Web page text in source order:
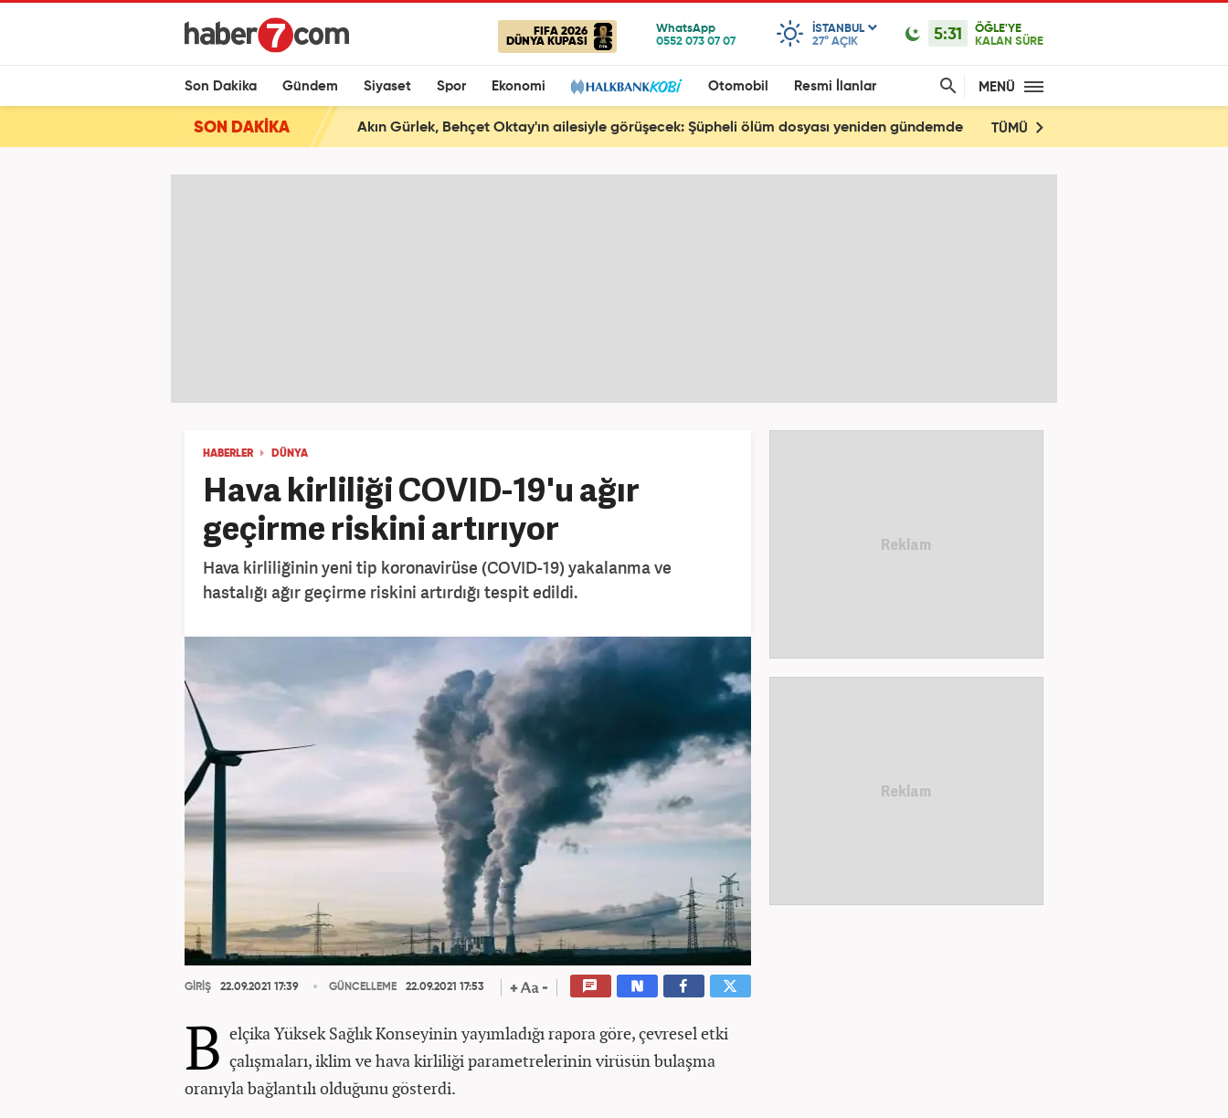
FIFA 2026
DÜNYA KUPASI
ISTANBUL
27° AÇIK 5:31
ÖĞLE'YE
KALAN SÜRE
Son Dakika Gündem Siyaset Spor Ekonomi Otomobil Resmi İlanlar MENÜ
SON DAKİKA Akın Gürlek, Behçet Oktay'ın ailesiyle görüşecek: Şüpheli ölüm dosyası yeniden gündemde TÜMÜ
HABERLER DÜNYA
Hava kirliliği COVID-19'u ağır
geçirme riskini artırıyor
Hava kirliliğinin yeni tip koronavirüse (COVID-19) yakalanma ve
hastalığı ağır geçirme riskini artırdığı tespit edildi.
GİRİŞ 22.09.2021 17:39 GÜNCELLEME 22.09.2021 17:53
B elçika Yüksek Sağlık Konseyinin yayımladığı rapora göre, çevresel etki
çalışmaları, iklim ve hava kirliliği parametrelerinin virüsün bulaşma
oranıyla bağlantılı olduğunu gösterdi.